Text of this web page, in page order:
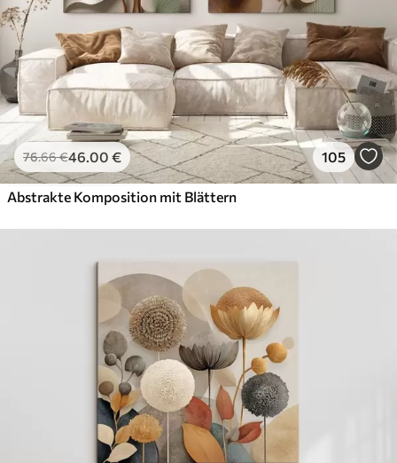
76.66€46.00 € 105
Abstrakte Komposition mit Blättern